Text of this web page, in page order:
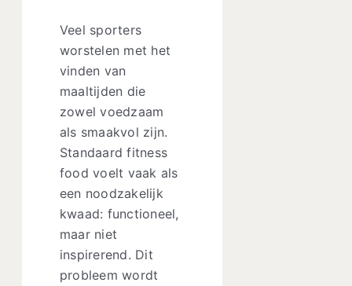
Veel sporters
worstelen met het
vinden van
maaltijden die
zowel voedzaam
als smaakvol zijn.
Standaard fitness
food voelt vaak als
een noodzakelijk
kwaad: functioneel,
maar niet
inspirerend. Dit
probleem wordt